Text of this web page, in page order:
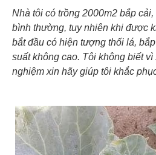
Nhà tôi có trồng 2000m2 bắp
bình thường, tuy nhiên khi được
bắt đầu có hiện tượng thối lá,
suất không cao. Tôi không biết
nghiệm xin hãy giúp tôi khắc